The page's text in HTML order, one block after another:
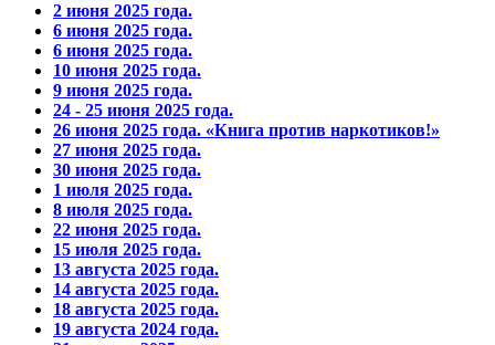
2 июня 2025 года.
6 июня 2025 года.
6 июня 2025 года.
10 июня 2025 года.
9 июня 2025 года.
24 - 25 июня 2025 года.
26 июня 2025 года. «Книга против наркотиков!»
27 июня 2025 года.
30 июня 2025 года.
1 июля 2025 года.
8 июля 2025 года.
22 июня 2025 года.
15 июля 2025 года.
13 августа 2025 года.
14 августа 2025 года.
18 августа 2025 года.
19 августа 2024 года.